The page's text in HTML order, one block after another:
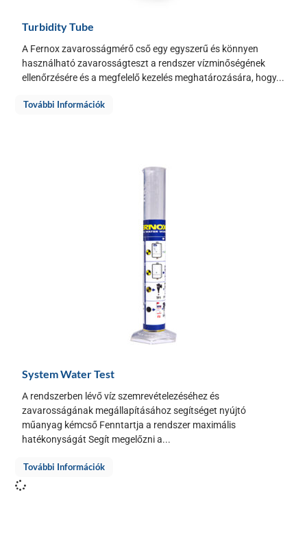
Turbidity Tube
A Fernox zavarosságmérő cső egy egyszerű és könnyen
használható zavarosságteszt a rendszer vízminőségének
ellenőrzésére és a megfelelő kezelés meghatározására, hogy...
További Információk
System Water Test
A rendszerben lévő víz szemrevételezéséhez és
zavarosságának megállapításához segítséget nyújtó
műanyag kémcső Fenntartja a rendszer maximális
hatékonyságát Segít megelőzni a...
További Információk